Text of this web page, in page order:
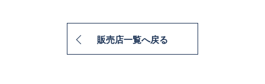
販売店一覧へ戻る